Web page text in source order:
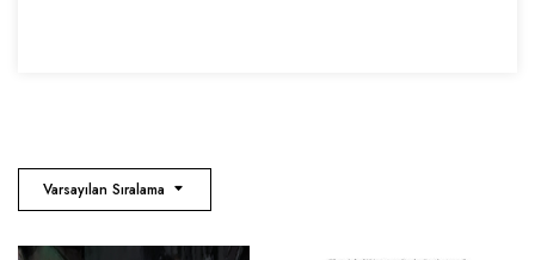
Varsayılan Sıralama